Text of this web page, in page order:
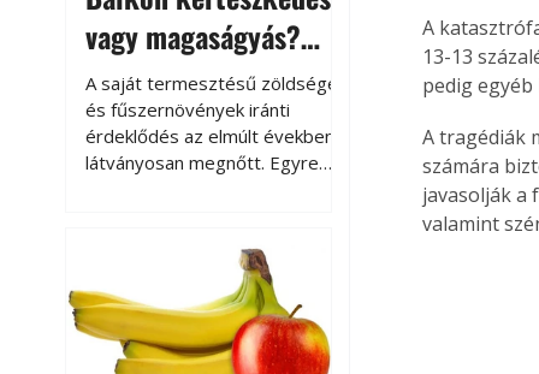
vagy magaságyás?
Helytakarékos
kertészkedés
A saját termesztésű zöldségek
és fűszernövények iránti
érdeklődés az elmúlt években
látványosan megnőtt. Egyre
kertészkedés sokak számára
kikapcsolódást és feltöltődést
is jelent.
A
13-13
pedig
A tragédiák
számára
javasolják a
valamint